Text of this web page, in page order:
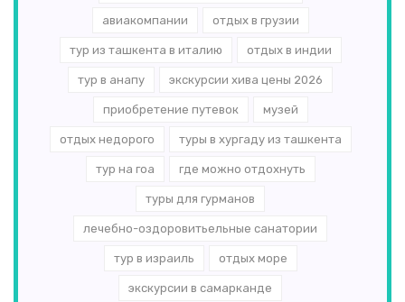
авиакомпании отдых в грузии
тур из ташкента в италию отдых в индии
тур в анапу экскурсии хива цены 2026
приобретение путевок музей
отдых недорого туры в хургаду из ташкента
тур на гоа где можно отдохнуть
туры для гурманов
лечебно-оздоровитьельные санатории
тур в израиль отдых море
экскурсии в самарканде